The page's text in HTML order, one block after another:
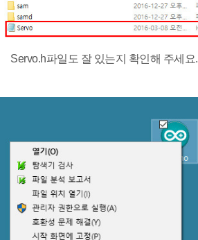
Servo.h파일도 잘 있는지 확인해 주세요.